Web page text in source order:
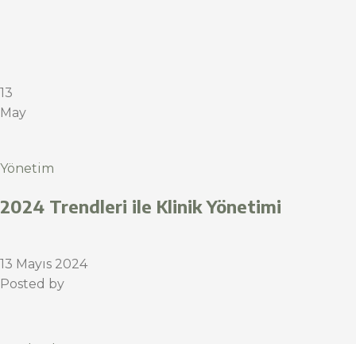
13
May
Yönetim
2024 Trendleri ile Klinik Yönetimi
13 Mayıs 2024
Posted by